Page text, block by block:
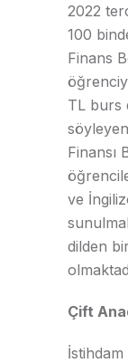
2022
100
Finans
TL burs
Finansı
ve
dilden
Çift